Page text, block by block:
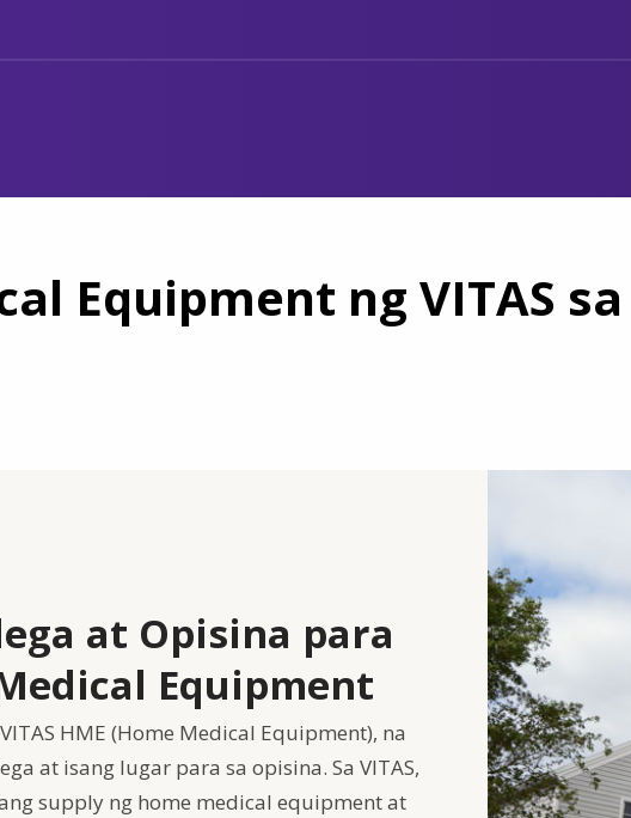
Equipment ng VITAS
at Opisina para
Equipment
HME (Home Medical Equipment), na
at isang lugar para sa opisina. Sa VITAS,
supply ng home medical equipment at